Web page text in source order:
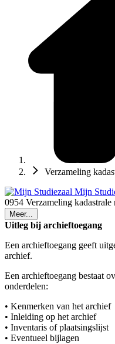
Verzameling
Mijn
0954 Verzameling kadastrale
Meer...
Uitleg bij archieftoegang
Een archieftoegang geeft
archief.
Een archieftoegang bestaat
onderdelen:
• Kenmerken van het archief
• Inleiding op het archief
• Inventaris of plaatsingslijst
• Eventueel bijlagen